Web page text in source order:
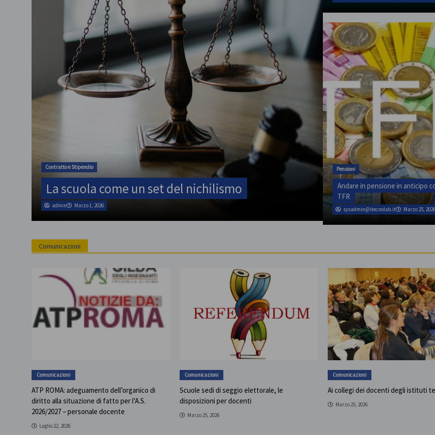
Pensioni
Andare in pensione in anticipo
TFR
sysadmin@itecnolab.it Marzo 25, 2026
Comunicazioni
Comunicazioni
ATP ROMA: adeguamento dell’organico di
diritto alla situazione di fatto per l’A.S.
2026/2027 – personale docente
Luglio 22, 2026
Comunicazioni
Scuole sedi di seggio elettorale, le
disposizioni per docenti
Marzo 25, 2026
Comunicazioni
Ai collegi dei docenti degli istituti
Marzo 25, 2026